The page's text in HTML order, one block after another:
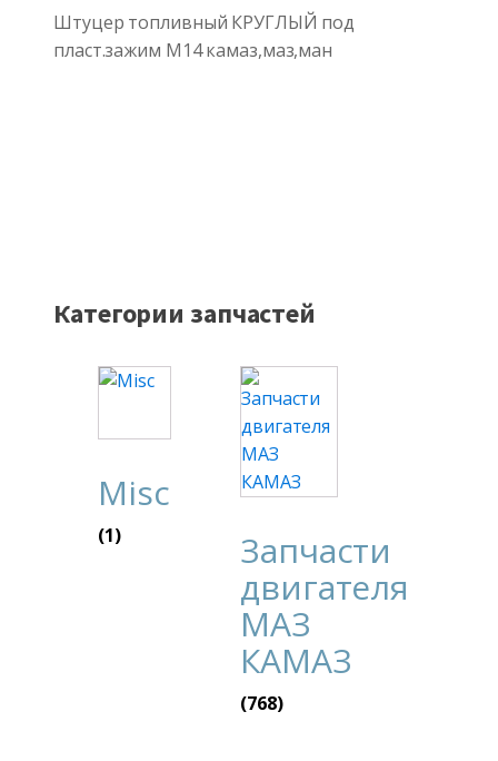
Штуцер топливный КРУГЛЫЙ под
пласт.зажим М14 камаз,маз,ман
Категории запчастей
Misc
(1)
Запчасти
двигателя
МАЗ
КАМАЗ
(768)